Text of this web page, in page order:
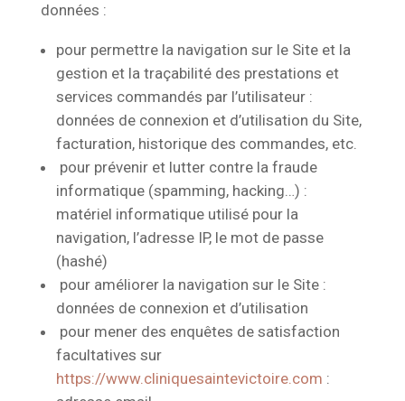
données :
pour permettre la navigation sur le Site et la
gestion et la traçabilité des prestations et
services commandés par l’utilisateur :
données de connexion et d’utilisation du Site,
facturation, historique des commandes, etc.
pour prévenir et lutter contre la fraude
informatique (spamming, hacking…) :
matériel informatique utilisé pour la
navigation, l’adresse IP, le mot de passe
(hashé)
pour améliorer la navigation sur le Site :
données de connexion et d’utilisation
pour mener des enquêtes de satisfaction
facultatives sur
https://www.cliniquesaintevictoire.com :